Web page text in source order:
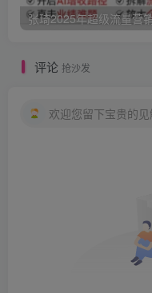
评论 抢沙发
欢迎您留下宝贵的见